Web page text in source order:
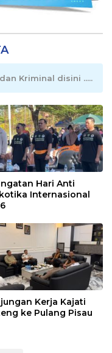
Kriminal disini .....
Hari Anti
Internasional
Kerja Kajati
ke Pulang Pisau